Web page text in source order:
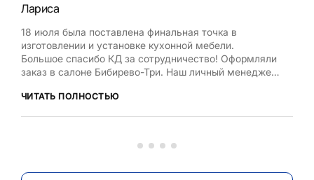
Лариса
18 июля была поставлена финальная точка в
изготовлении и установке кухонной мебели.
Большое спасибо КД за сотрудничество! Оформляли
заказ в салоне Бибирево-Три. Наш личный менеджер
оптимальный проект, исходя из маленькой площади
ЧИТАТЬ ПОЛНОСТЬЮ